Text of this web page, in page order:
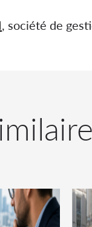
, société de